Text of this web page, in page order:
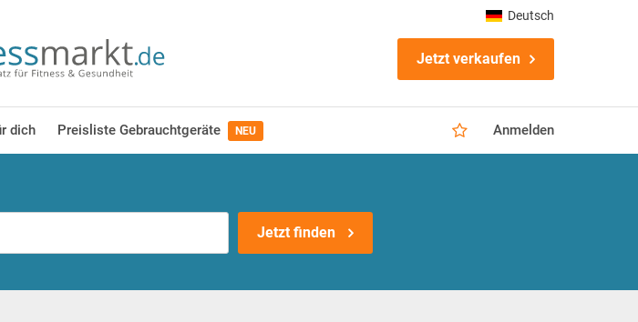
Jetzt verkaufen
dich Preisliste Gebrauchtgeräte NEU Anmelden
Deutsch
Jetzt finden